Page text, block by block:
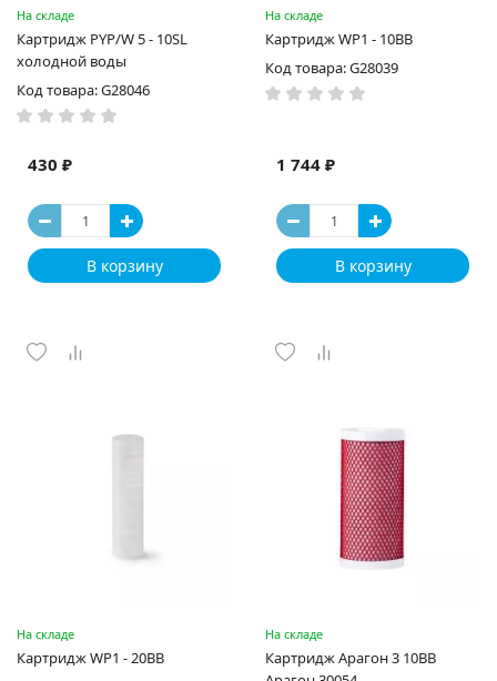
На складе
Картридж PYP/W 5 - 10SL
холодной воды
Код товара: G28046
430 ₽
В корзину
На складе
Картридж WP1 - 10BB
Код товара: G28039
1 744 ₽
В корзину
На складе
Картридж WP1 - 20BB
На складе
Картридж Арагон 3 10BB